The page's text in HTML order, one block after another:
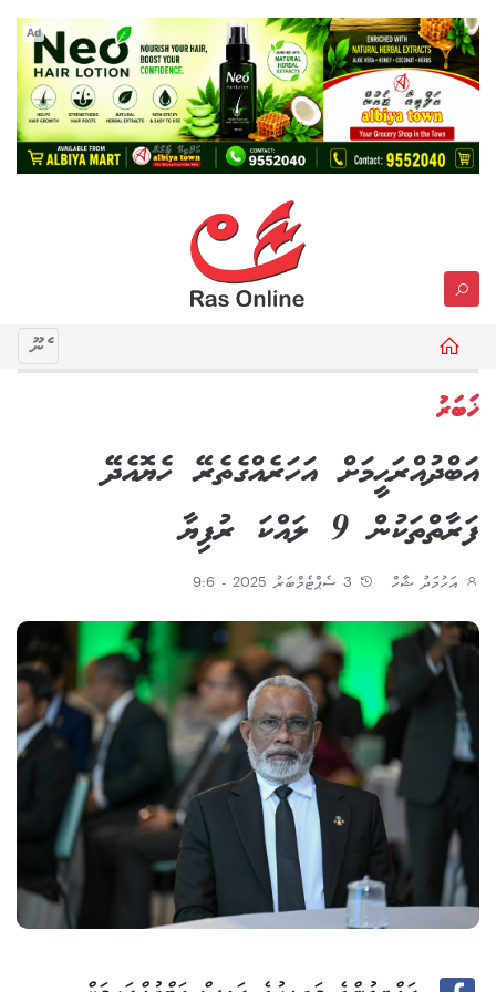
Ad
މެނޫ
ޚަބަރު
އަބްދުއްރަޙީމަށް އަހަރެއްގެތެރޭ ހެޔޮއެދޭ
ފަރާތްތަކުން 9 ލައްކަ ރުފިޔާ
އަހުމަދު ޝާހް